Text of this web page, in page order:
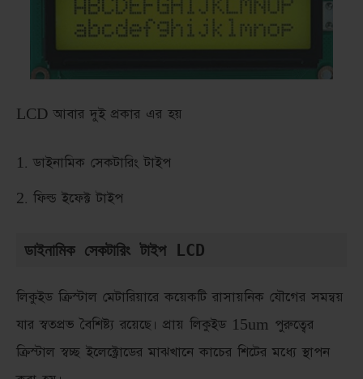
LCD আবার দুই প্রকার এর হয়
ডাইনামিক সেকটারিং টাইপ
ফিল্ড ইফেক্ট টাইপ
ডাইনামিক সেকটারিং টাইপ LCD
লিকুইড ক্রিস্টাল মেটারিয়ারে কয়েকটি রাসায়নিক যৌগের সমন্বয়
যার স্বতপ্রভ বৈশিষ্ট্য রয়েছে। প্রায় লিকুইড 15um পুরুত্বের
ক্রিস্টাল স্বচ্ছ ইলেক্ট্রোডের মাঝখানে কাচের শিটের মধ্যে স্থাপন